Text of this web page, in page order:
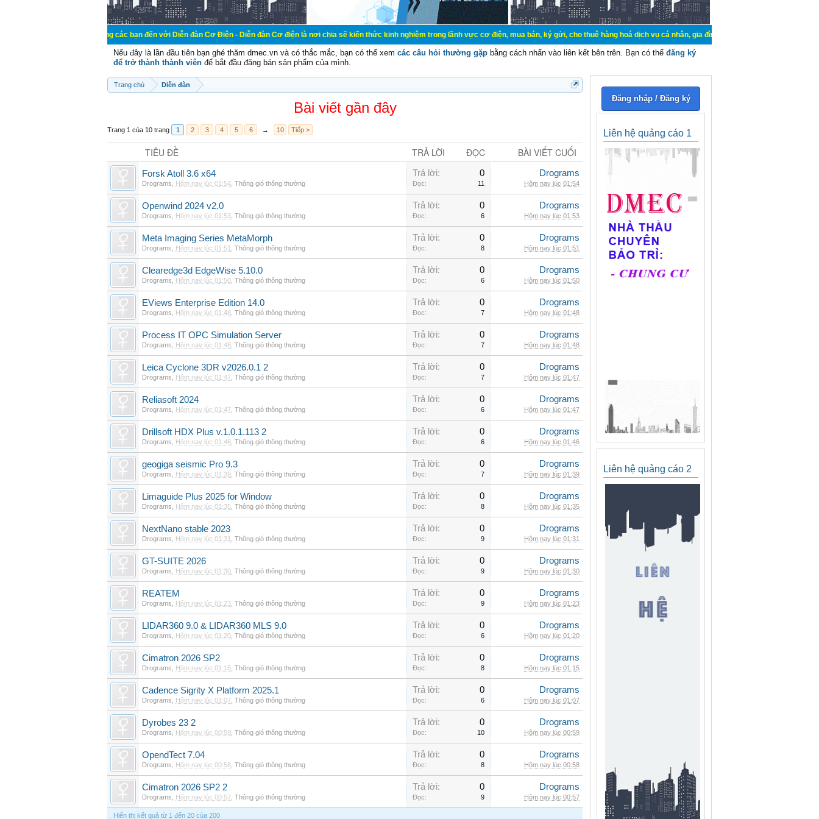
Chào mừng các bạn đến với Diễn đàn Cơ Điện - Diễn đàn Cơ điện là nơi chia sẽ kiến thức kinh nghiệm trong lãnh vực cơ điện, mua bán, ký gửi, cho thuê hàng hoá dịch vụ cá nhân, gia đình. Mua bán, ký gửi, cho thuê thiết bị
Nếu đây là lần đầu tiên bạn ghé thăm dmec.vn và có thắc mắc, bạn có thể xem các câu hỏi thường gặp bằng cách nhấn vào liên kết bên trên. Bạn có thể đăng ký
để trở thành thành viên để bắt đầu đăng bán sản phẩm của mình.
Trang chủ Diễn đàn
Bài viết gần đây
Trang 1 của 10 trang 1 2 3 4 5 6 → 10 Tiếp >
TIÊU ĐỀ TRẢ LỜI ĐỌC BÀI VIẾT CUỐI
Forsk Atoll 3.6 x64
Drograms Hôm nay lúc 01:54 Thông gió thông thường
Trả lời: 0
Đọc: 11
Drograms
Hôm nay lúc 01:54
Openwind 2024 v2.0
Drograms Hôm nay lúc 01:53 Thông gió thông thường
Trả lời: 0
Đọc: 6
Drograms
Hôm nay lúc 01:53
Meta Imaging Series MetaMorph
Drograms Hôm nay lúc 01:51 Thông gió thông thường
Trả lời: 0
Đọc: 8
Drograms
Hôm nay lúc 01:51
Clearedge3d EdgeWise 5.10.0
Drograms Hôm nay lúc 01:50 Thông gió thông thường
Trả lời: 0
Đọc: 6
Drograms
Hôm nay lúc 01:50
EViews Enterprise Edition 14.0
Drograms Hôm nay lúc 01:48 Thông gió thông thường
Trả lời: 0
Đọc: 7
Drograms
Hôm nay lúc 01:48
Process IT OPC Simulation Server
Drograms Hôm nay lúc 01:48 Thông gió thông thường
Trả lời: 0
Đọc: 7
Drograms
Hôm nay lúc 01:48
Leica Cyclone 3DR v2026.0.1 2
Drograms Hôm nay lúc 01:47 Thông gió thông thường
Trả lời: 0
Đọc: 7
Drograms
Hôm nay lúc 01:47
Reliasoft 2024
Drograms Hôm nay lúc 01:47 Thông gió thông thường
Trả lời: 0
Đọc: 6
Drograms
Hôm nay lúc 01:47
Drillsoft HDX Plus v.1.0.1.113 2
Drograms Hôm nay lúc 01:46 Thông gió thông thường
Trả lời: 0
Đọc: 6
Drograms
Hôm nay lúc 01:46
geogiga seismic Pro 9.3
Drograms Hôm nay lúc 01:39 Thông gió thông thường
Trả lời: 0
Đọc: 7
Drograms
Hôm nay lúc 01:39
Limaguide Plus 2025 for Window
Drograms Hôm nay lúc 01:35 Thông gió thông thường
Trả lời: 0
Đọc: 8
Drograms
Hôm nay lúc 01:35
NextNano stable 2023
Drograms Hôm nay lúc 01:31 Thông gió thông thường
Trả lời: 0
Đọc: 9
Drograms
Hôm nay lúc 01:31
GT-SUITE 2026
Drograms Hôm nay lúc 01:30 Thông gió thông thường
Trả lời: 0
Đọc: 9
Drograms
Hôm nay lúc 01:30
REATEM
Drograms Hôm nay lúc 01:23 Thông gió thông thường
Trả lời: 0
Đọc: 9
Drograms
Hôm nay lúc 01:23
LIDAR360 9.0 & LIDAR360 MLS 9.0
Drograms Hôm nay lúc 01:20 Thông gió thông thường
Trả lời: 0
Đọc: 6
Drograms
Hôm nay lúc 01:20
Cimatron 2026 SP2
Drograms Hôm nay lúc 01:15 Thông gió thông thường
Trả lời: 0
Đọc: 8
Drograms
Hôm nay lúc 01:15
Cadence Sigrity X Platform 2025.1
Drograms Hôm nay lúc 01:07 Thông gió thông thường
Trả lời: 0
Đọc: 6
Drograms
Hôm nay lúc 01:07
Dyrobes 23 2
Drograms Hôm nay lúc 00:59 Thông gió thông thường
Trả lời: 0
Đọc: 10
Drograms
Hôm nay lúc 00:59
OpendTect 7.04
Drograms Hôm nay lúc 00:58 Thông gió thông thường
Trả lời: 0
Đọc: 8
Drograms
Hôm nay lúc 00:58
Cimatron 2026 SP2 2
Drograms Hôm nay lúc 00:57 Thông gió thông thường
Trả lời: 0
Đọc: 9
Drograms
Hôm nay lúc 00:57
Hiển thị kết quả từ 1 đến 20 của 200
Đăng nhập / Đăng ký
Liên hệ quảng cáo 1
Liên hệ quảng cáo 2